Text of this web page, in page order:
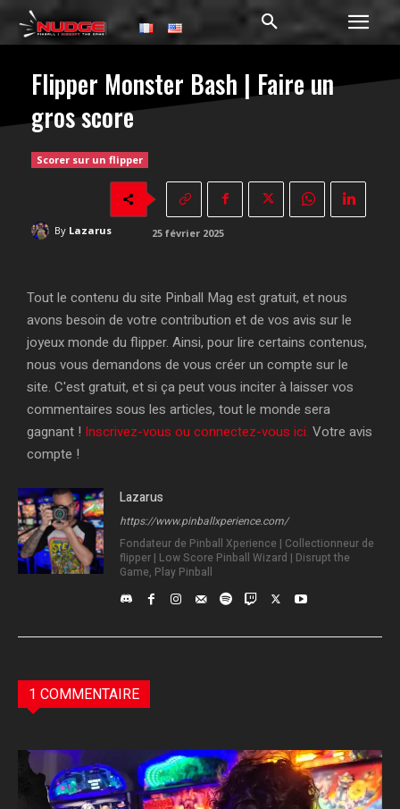
Flipper Monster Bash | Faire un
gros score
Scorer sur un flipper
By Lazarus 25 février 2025
Tout le contenu du site Pinball Mag est gratuit, et nous
avons besoin de votre contribution et de vos avis sur le
joyeux monde du flipper. Ainsi, pour lire certains contenus,
nous vous demandons de vous créer un compte sur le
site. C'est gratuit, et si ça peut vous inciter à laisser vos
commentaires sous les articles, tout le monde sera
gagnant ! Inscrivez-vous ou connectez-vous ici. Votre avis
compte !
Lazarus
https://www.pinballxperience.com/
Fondateur de Pinball Xperience | Collectionneur de
flipper | Low Score Pinball Wizard | Disrupt the
Game, Play Pinball
1 COMMENTAIRE